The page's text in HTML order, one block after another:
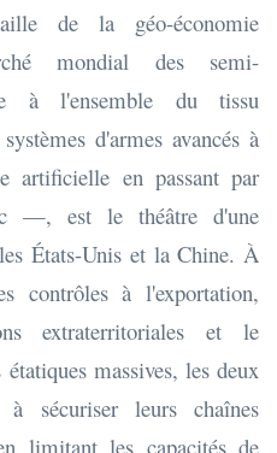
de la géo-économie
mondial des semi-
à l'ensemble du tissu
d'armes avancés à
artificielle en passant par
—, est le théâtre d'une
États-Unis et la Chine. À
contrôles à l'exportation,
extraterritoriales et le
massives, les deux
à sécuriser leurs chaînes
limitant les capacités de